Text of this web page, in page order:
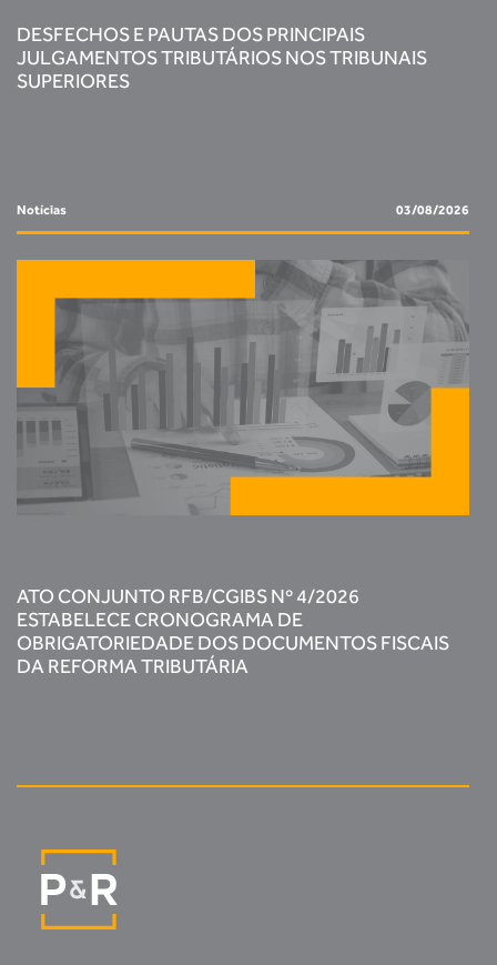
DESFECHOS E PAUTAS DOS PRINCIPAIS
JULGAMENTOS TRIBUTÁRIOS NOS TRIBUNAIS
SUPERIORES
Notícias 03/08/2026
ATO CONJUNTO RFB/CGIBS Nº 4/2026
ESTABELECE CRONOGRAMA DE
OBRIGATORIEDADE DOS DOCUMENTOS FISCAIS
DA REFORMA TRIBUTÁRIA